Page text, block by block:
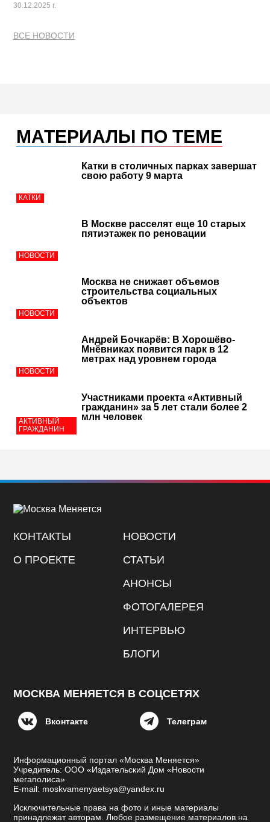
30.12.2025 г.
ВСЕ НОВОСТИ
МАТЕРИАЛЫ ПО ТЕМЕ
КАТКИ
Катки в столичных парках завершат
свою работу 9 марта
НОВОСТИ
В Москве расселят еще 10 старых
пятиэтажек по реновации
НОВОСТИ
Москва не снижает объемов
строительства социальных
объектов
НОВОСТИ
Андрей Бочкарёв: В Хорошёво-
Мнёвниках появится парк в 12
метрах над уровнем города
АКТИВНЫЙ
ГРАЖДАНИН
Участниками проекта «Активный
гражданин» за 5 лет стали более 2
млн человек
КОНТАКТЫ
О ПРОЕКТЕ
НОВОСТИ
СТАТЬИ
АНОНСЫ
ФОТОГАЛЕРЕЯ
ИНТЕРВЬЮ
БЛОГИ
МОСКВА МЕНЯЕТСЯ В СОЦСЕТЯХ
Вконтакте Телеграм
Информационный портал «Москва Меняется»
Учредитель: ООО «Издательский Дом «Новости
мегаполиса»
E-mail: moskvamenyaetsya@yandex.ru
Исключительные права на фото и иные материалы
принадлежат авторам. Любое размещение материалов на